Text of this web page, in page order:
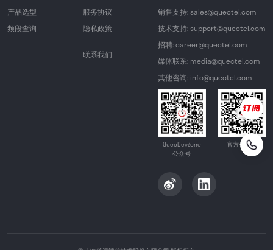
产品选型
频段查询
服务协议
隐私政策
联系我们
销售支持: sales@quectel.com
技术支持: support@quectel.com
招聘: career@quectel.com
媒体联系: media@quectel.com
其他咨询: info@quectel.com
QuecDevZone
公众号
官方公众号